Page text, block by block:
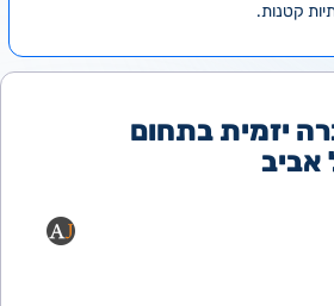
קטנות.
יזמית בתחום
אביב